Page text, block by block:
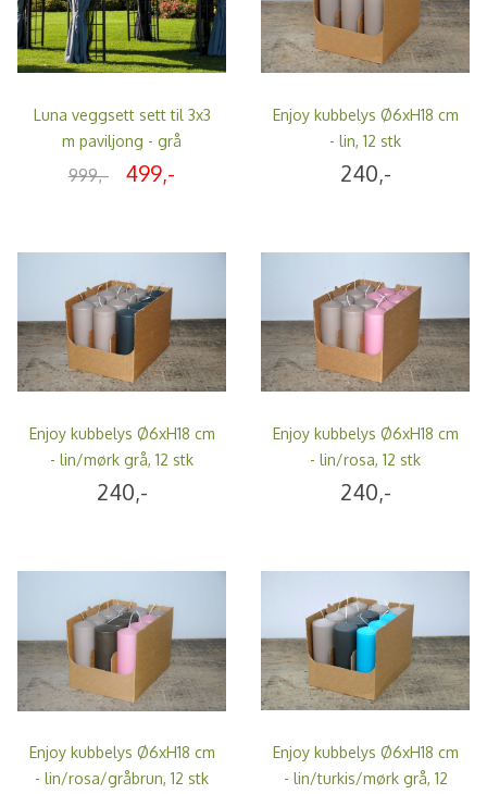
Luna veggsett sett til 3x3
m paviljong - grå
999,- 499,-
Enjoy kubbelys Ø6xH18 cm
- lin, 12 stk
240,-
Enjoy kubbelys Ø6xH18 cm
- lin/mørk grå, 12 stk
240,-
Enjoy kubbelys Ø6xH18 cm
- lin/rosa, 12 stk
240,-
Enjoy kubbelys Ø6xH18 cm
- lin/rosa/gråbrun, 12 stk
Enjoy kubbelys Ø6xH18 cm
- lin/turkis/mørk grå, 12